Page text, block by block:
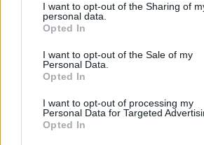
I want to opt-out of the Sharing of
personal data.
Opted In
I want to opt-out of the Sale of my
Personal Data.
Opted In
I want to opt-out of processing my
Personal Data for Targeted
Opted In
Município de Anadia
manutenção dos meios
médica no concelho